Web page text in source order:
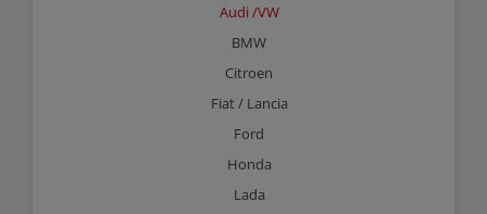
Audi /VW
BMW
Citroen
Fiat / Lancia
Ford
Honda
Lada